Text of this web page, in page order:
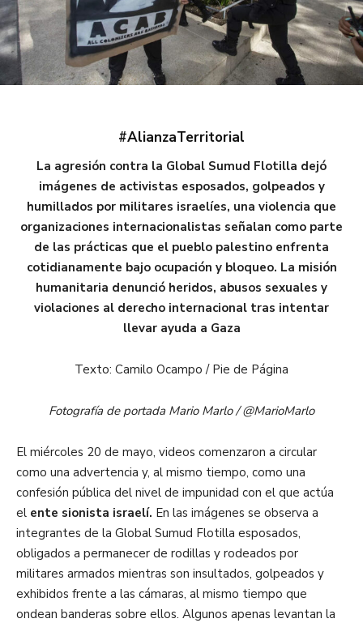
#AlianzaTerritorial
La agresión contra la Global Sumud Flotilla dejó
imágenes de activistas esposados, golpeados y
humillados por militares israelíes, una violencia que
organizaciones internacionalistas señalan como parte
de las prácticas que el pueblo palestino enfrenta
cotidianamente bajo ocupación y bloqueo. La misión
humanitaria denunció heridos, abusos sexuales y
violaciones al derecho internacional tras intentar
llevar ayuda a Gaza
Texto: Camilo Ocampo / Pie de Página
Fotografía de portada Mario Marlo / @MarioMarlo
El miércoles 20 de mayo, videos comenzaron a circular
como una advertencia y, al mismo tiempo, como una
confesión pública del nivel de impunidad con el que actúa
el ente sionista israelí. En las imágenes se observa a
integrantes de la Global Sumud Flotilla esposados,
obligados a permanecer de rodillas y rodeados por
militares armados mientras son insultados, golpeados y
exhibidos frente a las cámaras, al mismo tiempo que
ondean banderas sobre ellos. Algunos apenas levantan la